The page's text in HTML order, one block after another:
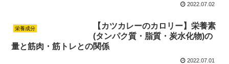
2022.07.02
栄養成分
【カツカレーのカロリー】栄養素
(タンパク質・脂質・炭水化物)の
量と筋肉・筋トレとの関係
2022.07.01